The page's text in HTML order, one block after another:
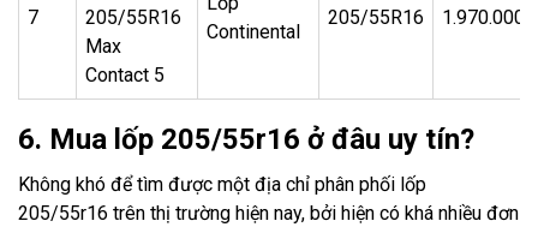
7
205/55R16
Max
Contact 5
Continental
205/55R16 1.970.000đ
6. Mua lốp 205/55r16 ở đâu uy tín?
Không khó để tìm được một địa chỉ phân phối lốp
205/55r16 trên thị trường hiện nay, bởi hiện có khá nhiều đơn